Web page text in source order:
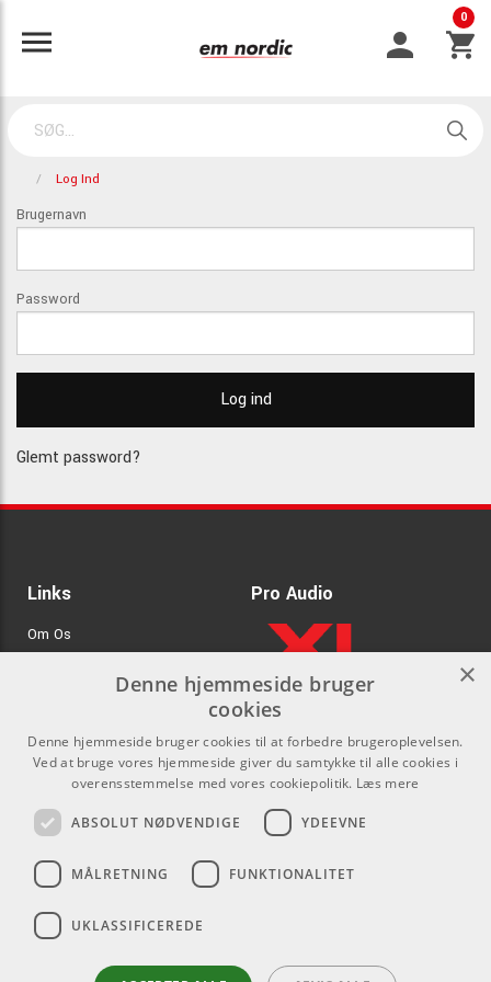
0
Log Ind
Brugernavn
Password
Glemt password?
Links
Om Os
GDPR & Cookies
Pro Audio
.
Kontakt
Som privatperson kan du ikke
købe på denne hjemmeside, alt
forhandlere.
info@emnordic.dk
Sociale medier
×
Denne hjemmeside bruger
cookies
Denne hjemmeside bruger cookies til at forbedre brugeroplevelsen.
Ved at bruge vores hjemmeside giver du samtykke til alle cookies i
overensstemmelse med vores cookiepolitik. Læs mere
ABSOLUT NØDVENDIGE YDEEVNE
MÅLRETNING FUNKTIONALITET
UKLASSIFICEREDE